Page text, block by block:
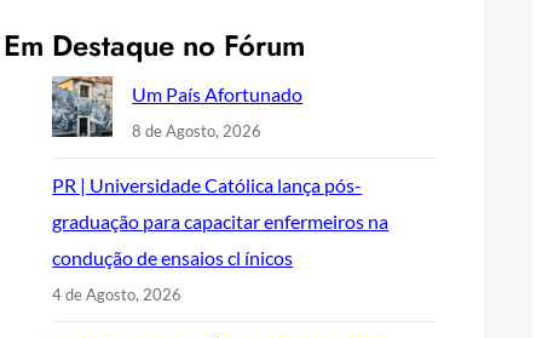
Em Destaque no Fórum
Um País Afortunado
8 de Agosto, 2026
PR | Universidade Católica lança pós-
graduação para capacitar enfermeiros na
condução de ensaios cl ínicos
4 de Agosto, 2026